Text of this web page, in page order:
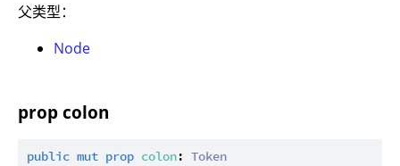
父类型：
Node
prop colon
public mut prop colon: Token